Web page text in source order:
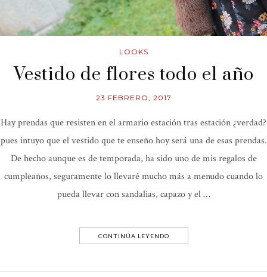
LOOKS
Vestido de flores todo el año
23 FEBRERO, 2017
Hay prendas que resisten en el armario estación tras estación ¿verdad?
pues intuyo que el vestido que te enseño hoy será una de esas prendas.
De hecho aunque es de temporada, ha sido uno de mis regalos de
cumpleaños, seguramente lo llevaré mucho más a menudo cuando lo
pueda llevar con sandalias, capazo y el …
CONTINÚA LEYENDO